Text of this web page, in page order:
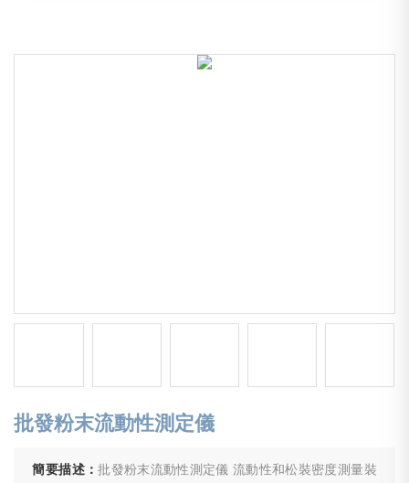
批發粉末流動性測定儀
簡要描述：批發粉末流動性測定儀 流動性和松裝密度測量裝